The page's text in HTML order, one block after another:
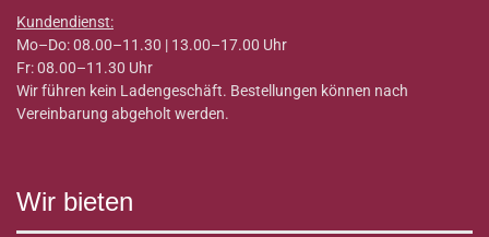
Kundendienst:
Mo–Do: 08.00–11.30 | 13.00–17.00 Uhr
Fr: 08.00–11.30 Uhr
Wir führen kein Ladengeschäft. Bestellungen können nach
Vereinbarung abgeholt werden.
Wir bieten